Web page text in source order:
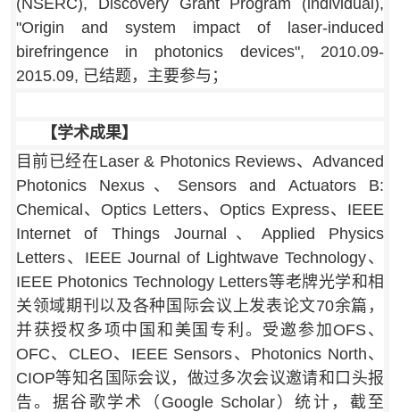
"Origin and system impact of laser-induced
birefringence in photonics devices", 2010.09-
2015.09, 已结题，主要参与；
【学术成果】
目前已经在Laser & Photonics Reviews、Advanced
Photonics Nexus、 Sensors and Actuators B:
Chemical、 Optics Letters、Optics Express、IEEE
Internet of Things Journal、Applied Physics
Letters、IEEE Journal of Lightwave Technology、
IEEE Photonics Technology Letters等老牌光学和相
关领域期刊以及各种国际会议上发表论文70余篇，
并获授权多项中国和美国专利。受邀参加OFS、
OFC、CLEO、IEEE Sensors、Photonics North、
CIOP等知名国际会议，做过多次会议邀请和口头报
告。 据谷歌学术（Google Scholar）统计，截至